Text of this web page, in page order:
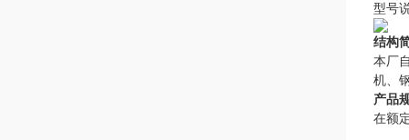
型号
结构
本厂
机、
产品
在额